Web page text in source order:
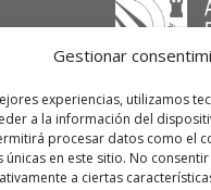
Gestionar
experiencias, utilizamos
a la información del
procesar datos como el
únicas en este sitio. No
a ciertas